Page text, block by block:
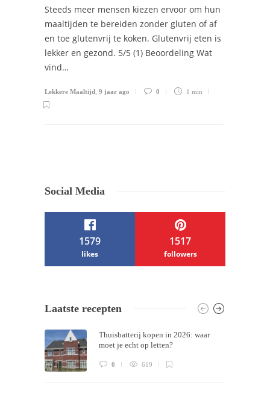
Steeds meer mensen kiezen ervoor om hun
maaltijden te bereiden zonder gluten of af
en toe glutenvrij te koken. Glutenvrij eten is
lekker en gezond. 5/5 (1) Beoordeling Wat
vind…
Lekkere Maaltijd 9 jaar ago 0 1 min
Social Media
1579
likes
1517
followers
Themes bySilicon Themes . Join us right
now!
Laatste recepten
Thuisbatterij kopen in 2026: waar
moet je echt op letten?
0 619